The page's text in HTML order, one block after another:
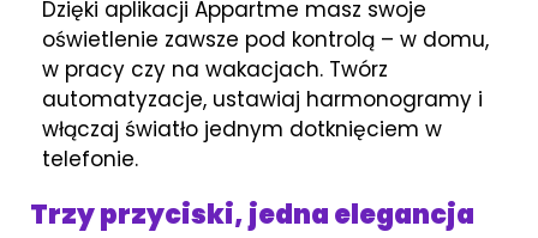
Dzięki aplikacji Appartme masz swoje
oświetlenie zawsze pod kontrolą – w domu,
w pracy czy na wakacjach. Twórz
automatyzacje, ustawiaj harmonogramy i
włączaj światło jednym dotknięciem w
telefonie.
Trzy przyciski, jedna elegancja